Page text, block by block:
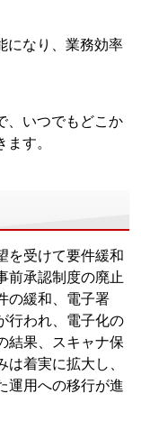
になり、業務効率
、いつでもどこか
す。
を受けて要件緩和
前承認制度の廃止
の緩和、電子署
行われ、電子化の
結果、スキャナ保
着実に拡大し、
運用への移行が進